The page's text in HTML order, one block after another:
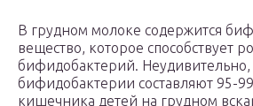
В грудном молоке содержится
вещество, которое способствует
бифидобактерий. Неудивительно,
бифидобактерии составляют 95-
кишечника детей на грудном